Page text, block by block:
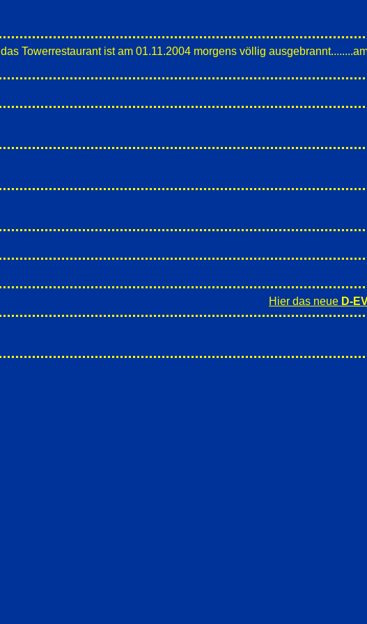
das Towerrestaurant ist am 01.11.2004 morgens völlig
Hier das neue D-